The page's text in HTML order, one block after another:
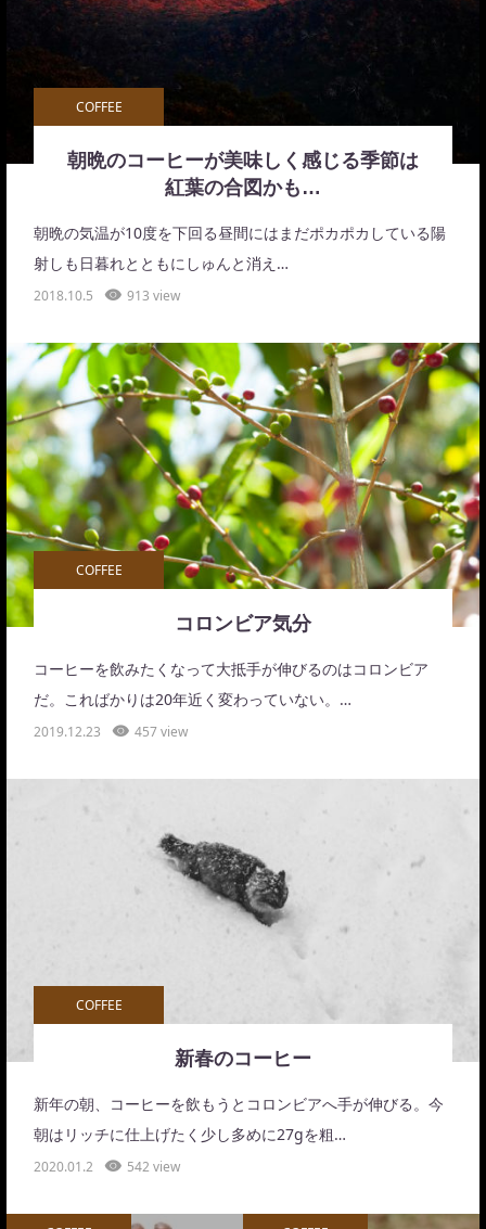
COFFEE
朝晩のコーヒーが美味しく感じる季節は
紅葉の合図かも…
朝晩の気温が10度を下回る昼間にはまだポカポカしている陽
射しも日暮れとともにしゅんと消え…
2018.10.5 913 view
COFFEE
コロンビア気分
コーヒーを飲みたくなって大抵手が伸びるのはコロンビア
だ。こればかりは20年近く変わっていない。…
2019.12.23 457 view
COFFEE
新春のコーヒー
新年の朝、コーヒーを飲もうとコロンビアへ手が伸びる。今
朝はリッチに仕上げたく少し多めに27gを粗…
2020.01.2 542 view